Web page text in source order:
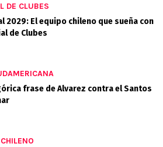
DE CLUBES
2029: El equipo chileno que sueña con
de Clubes
frase de Alvarez contra el Santos